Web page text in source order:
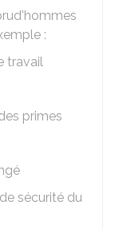
:
travail
primes
sécurité du